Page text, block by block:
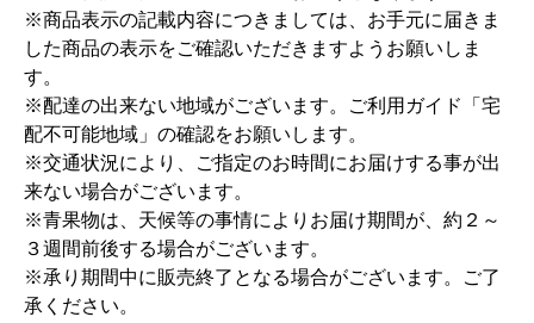
※商品表示の記載内容につきましては、お手元に届きま
した商品の表示をご確認いただきますようお願いしま
す。
※配達の出来ない地域がございます。ご利用ガイド「宅
配不可能地域」の確認をお願いします。
※交通状況により、ご指定のお時間にお届けする事が出
来ない場合がございます。
※青果物は、天候等の事情によりお届け期間が、約２～
３週間前後する場合がございます。
※承り期間中に販売終了となる場合がございます。ご了
承ください。